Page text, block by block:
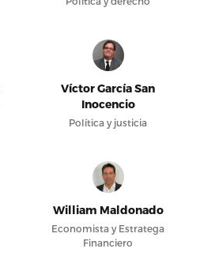
Víctor García San
Inocencio
Política y justicia
William Maldonado
Economista y Estratega
Financiero